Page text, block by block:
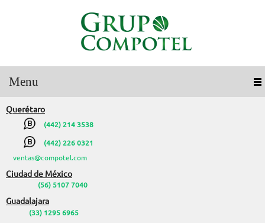
Menu
Querétaro
(442) 214 3538
(442) 226 0321
ventas@compotel.com
Ciudad de México
(56) 5107 7040
Guadalajara
(33) 1295 6965